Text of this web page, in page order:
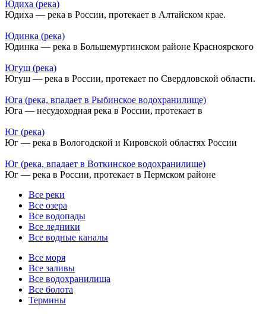
Юдиха (река)
Юдиха — река в России, протекает в Алтайском крае.
Юдинка (река)
Юдинка — река в Большемуртинском районе Красноярского
Югуш (река)
Югуш — река в России, протекает по Свердловской области.
Юга (река, впадает в Рыбинское водохранилище)
Юга — несудоходная река в России, протекает в
Юг (река)
Юг — река в Вологодской и Кировской областях России
Юг (река, впадает в Воткинское водохранилище)
Юг — река в России, протекает в Пермском районе
Все реки
Все озера
Все водопады
Все ледники
Все водные каналы
Все моря
Все заливы
Все водохранилища
Все болота
Термины